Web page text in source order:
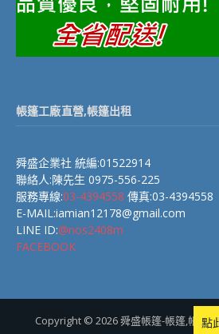
帳篷工廠直營,帳篷出租
舜盛企業社 統編:01522914
聯絡人:陳先生 0975-556-225
服務專線:03-4394558 傳真:03-4394558
E-MAIL:iamian12178@gmail.com
LINE ID:@nos2408m
FACEBOOK
Copyright © 2026 舜盛帳篷-帳篷,帳棚,點